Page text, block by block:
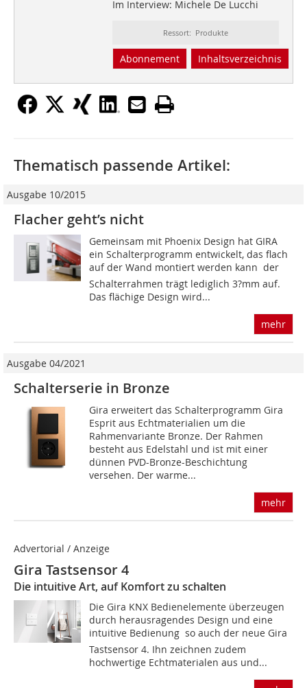
Im Interview: Michele De Lucchi
Ressort: Produkte
Abonnement Inhaltsverzeichnis
Thematisch passende Artikel:
Ausgabe 10/2015
Flacher geht’s nicht
Gemeinsam mit Phoenix Design hat GIRA
ein Schalterprogramm entwickelt, das flach
auf der Wand montiert werden kann  der
Schalterrahmen trägt lediglich 3?mm auf.
Das flächige Design wird...
mehr
Ausgabe 04/2021
Schalterserie in Bronze
Gira erweitert das Schalterprogramm Gira
Esprit aus Echtmaterialien um die
Rahmenvariante Bronze. Der Rahmen
besteht aus Edelstahl und ist mit einer
dünnen PVD-Bronze-Beschichtung
versehen. Der warme...
mehr
Advertorial / Anzeige
Gira Tastsensor 4
Die intuitive Art, auf Komfort zu schalten
Die Gira KNX Bedienelemente überzeugen
durch herausragendes Design und eine
intuitive Bedienung  so auch der neue Gira
Tastsensor 4. Ihn zeichnen zudem
hochwertige Echtmaterialen aus und...